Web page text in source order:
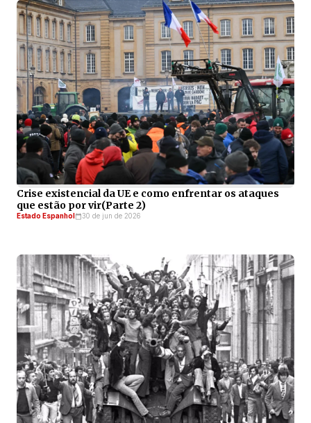
Crise existencial da UE e como enfrentar os ataques
que estão por vir(Parte 2)
Estado Espanhol 30 de jun de 2026